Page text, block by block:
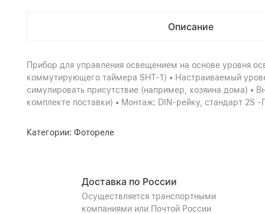
Описание
Прибор для управления освещением на основе уровня
коммутирующего таймера SHT-1) • Настраиваемый
симулировать присутствие (например, хозяина дома) •
комплекте поставки) • Монтаж: DIN-рейку, стандарт 2S -
Категории: Фотореле
Доставка по России
Осуществляется транспортными
компаниями или Почтой России